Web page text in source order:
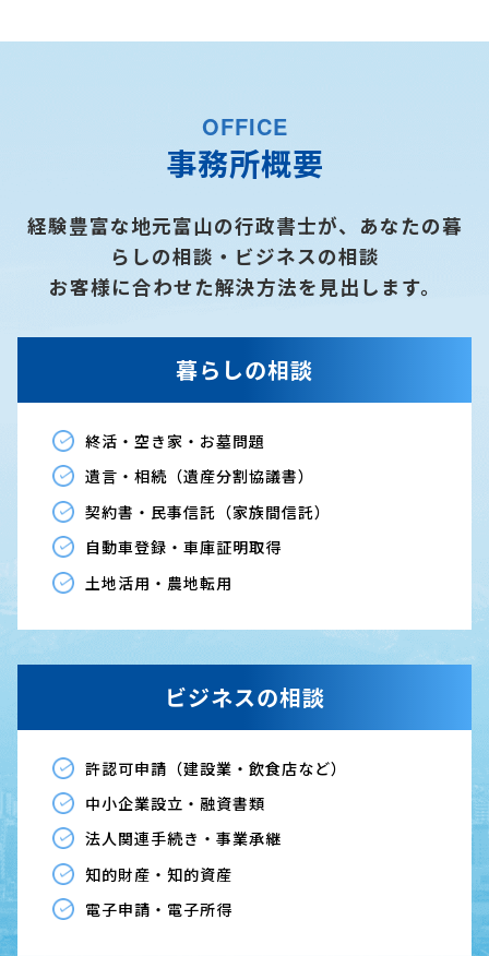
OFFICE
事務所概要
経験豊富な地元富山の行政書士が、あなたの暮
らしの相談・ビジネスの相談
お客様に合わせた解決方法を見出します。
暮らしの相談
終活・空き家・お墓問題
遺言・相続（遺産分割協議書）
契約書・民事信託（家族間信託）
自動車登録・車庫証明取得
土地活用・農地転用
ビジネスの相談
許認可申請（建設業・飲食店など）
中小企業設立・融資書類
法人関連手続き・事業承継
知的財産・知的資産
電子申請・電子所得